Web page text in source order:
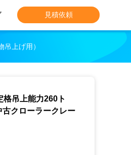
見積依頼
上げ用）
吊上能力260ト
クローラークレー